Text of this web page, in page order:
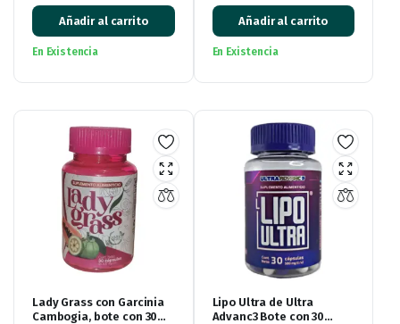
Añadir al carrito
En Existencia
Añadir al carrito
En Existencia
Lady Grass con Garcinia
Cambogia, bote con 30
Lipo Ultra de Ultra
Advanc3 Bote con 30